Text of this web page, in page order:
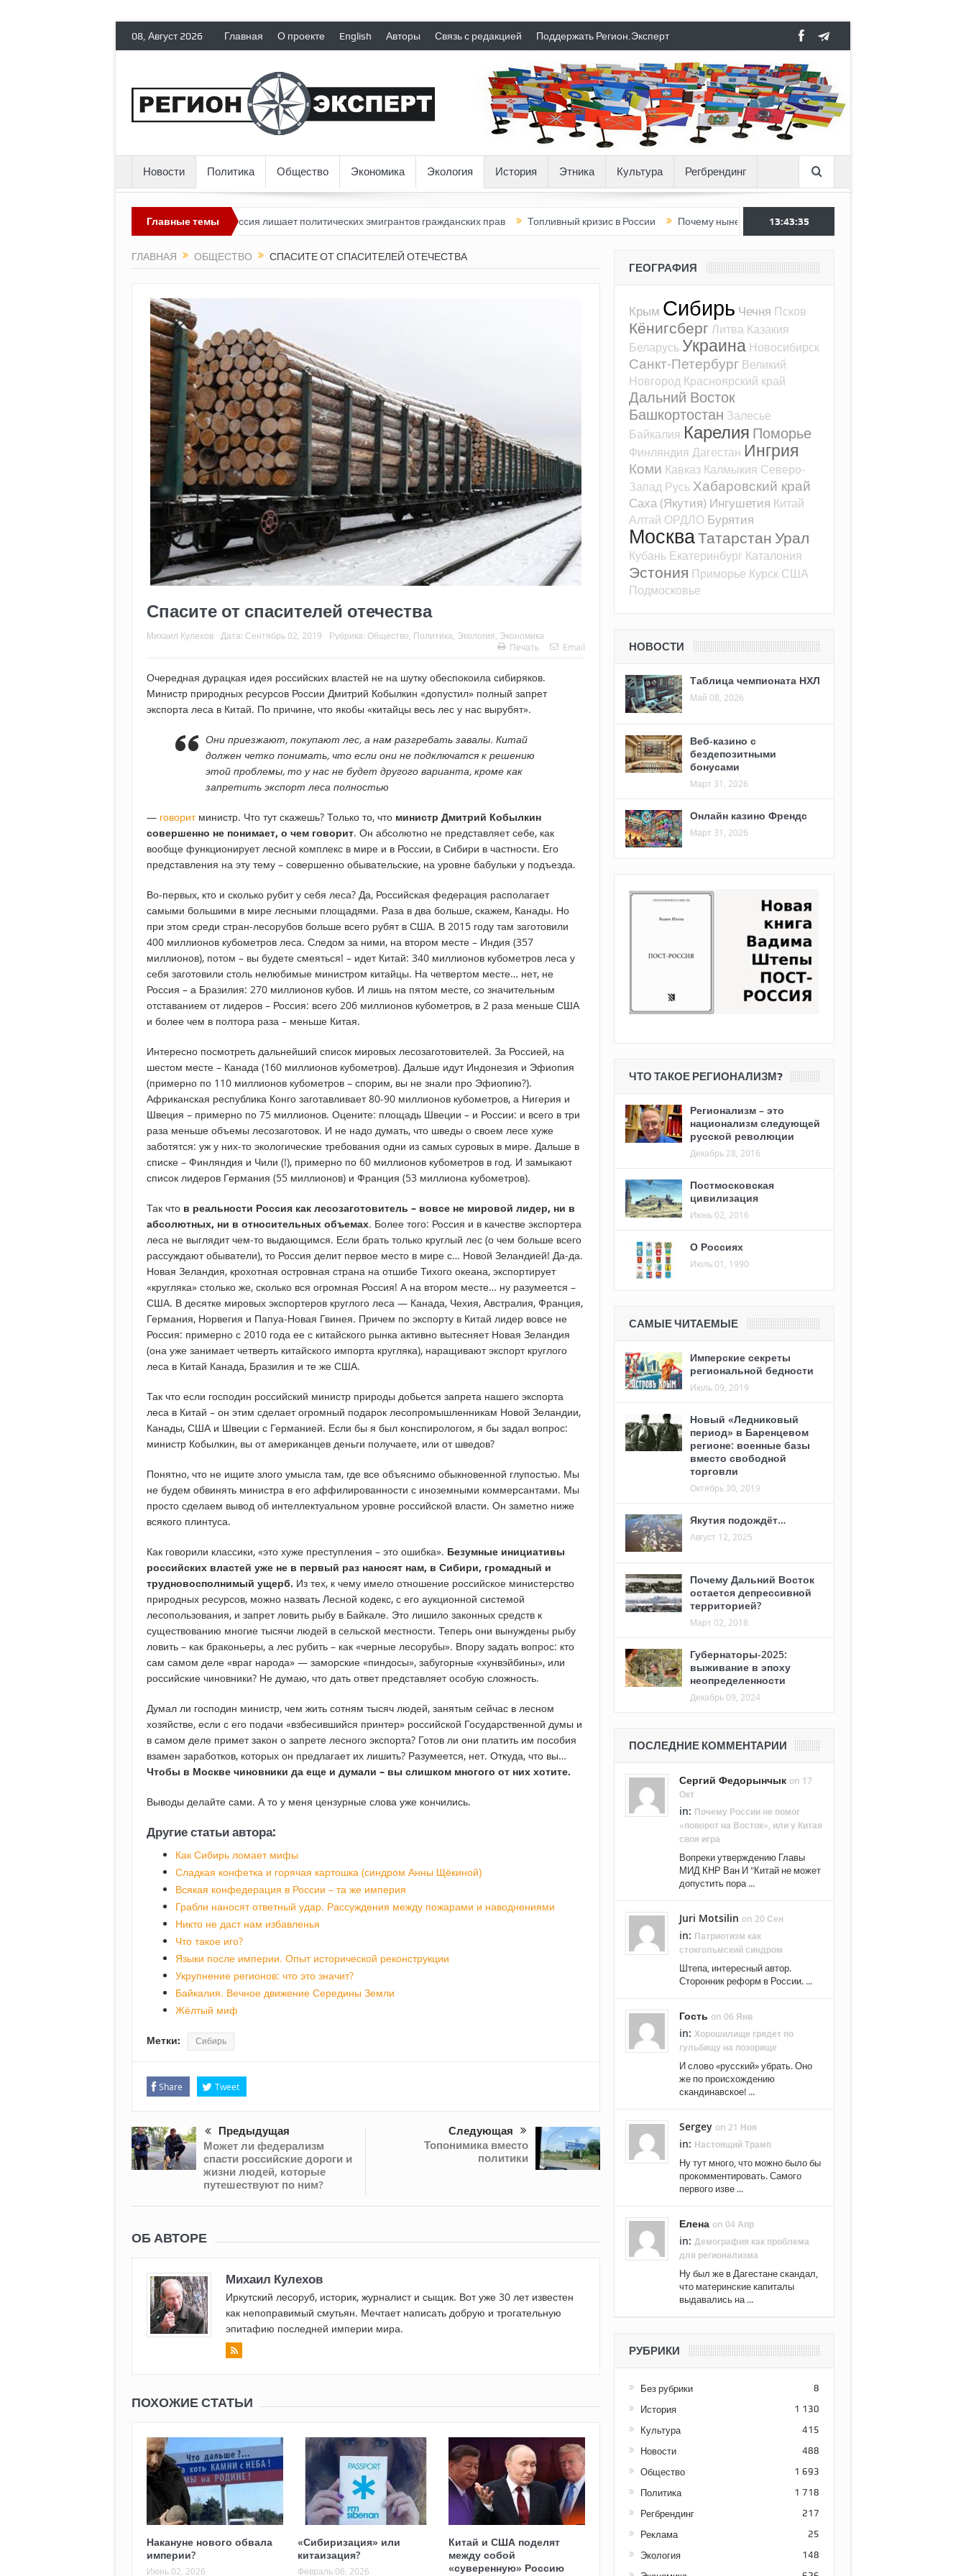
08, Август 2026 Главная О проекте English Авторы Связь с редакцией Поддержать Регион.Эксперт
Новости Политика Общество Экономика Экология История Этника Культура Регбрендинг
Главные темы
Россия лишает политических эмигрантов гражданских прав Топливный кризис в России Почему нынешняя Россия стала хуже, чем СССР?
13:43:37
ГЛАВНАЯ ОБЩЕСТВО СПАСИТЕ ОТ СПАСИТЕЛЕЙ ОТЕЧЕСТВА
Спасите от спасителей отечества
Михаил Кулехов Дата: Сентябрь 02, 2019 Рубрика: Общество Политика Экология Экономика
Печать
Email
Очередная дурацкая идея российских властей не на шутку обеспокоила сибиряков.
Министр природных ресурсов России Дмитрий Кобылкин «допустил» полный запрет
экспорта леса в Китай. По причине, что якобы «китайцы весь лес у нас вырубят».
Они приезжают, покупают лес, а нам разгребать завалы. Китай
должен четко понимать, что если они не подключатся к решению
этой проблемы, то у нас не будет другого варианта, кроме как
запретить экспорт леса полностью
— говоритминистр. Что тут скажешь? Только то, что министр Дмитрий Кобылкин
совершенно не понимает, о чем говорит. Он абсолютно не представляет себе, как
вообще функционирует лесной комплекс в мире и в России, в Сибири в частности. Его
представления на эту тему – совершенно обывательские, на уровне бабульки у подъезда.
Во-первых, кто и сколько рубит у себя леса? Да, Российская федерация располагает
самыми большими в мире лесными площадями. Раза в два больше, скажем, Канады. Но
при этом среди стран-лесорубов больше всего рубят в США. В 2015 году там заготовили
400 миллионов кубометров леса. Следом за ними, на втором месте – Индия (357
миллионов), потом – вы будете смеяться! – идет Китай: 340 миллионов кубометров леса у
себя заготовили столь нелюбимые министром китайцы. На четвертом месте… нет, не
Россия – а Бразилия: 270 миллионов кубов. И лишь на пятом месте, со значительным
отставанием от лидеров – Россия: всего 206 миллионов кубометров, в 2 раза меньше США
и более чем в полтора раза – меньше Китая.
Интересно посмотреть дальнейший список мировых лесозаготовителей. За Россией, на
шестом месте – Канада (160 миллионов кубометров). Дальше идут Индонезия и Эфиопия
(примерно по 110 миллионов кубометров – спорим, вы не знали про Эфиопию?).
Африканская республика Конго заготавливает 80-90 миллионов кубометров, а Нигерия и
Швеция – примерно по 75 миллионов. Оцените: площадь Швеции – и России: и всего в три
раза меньше объемы лесозаготовок. И не надо думать, что шведы о своем лесе хуже
заботятся: уж у них-то экологические требования одни из самых суровых в мире. Дальше в
списке – Финляндия и Чили (!), примерно по 60 миллионов кубометров в год. И замыкают
список лидеров Германия (55 миллионов) и Франция (53 миллиона кубометров).
Так что в реальности Россия как лесозаготовитель – вовсе не мировой лидер, ни в
абсолютных, ни в относительных объемах. Более того: Россия и в качестве экспортера
леса не выглядит чем-то выдающимся. Если брать только круглый лес (о чем больше всего
рассуждают обыватели), то Россия делит первое место в мире с… Новой Зеландией! Да-да.
Новая Зеландия, крохотная островная страна на отшибе Тихого океана, экспортирует
«кругляка» столько же, сколько вся огромная Россия! А на втором месте… ну разумеется –
США. В десятке мировых экспортеров круглого леса — Канада, Чехия, Австралия, Франция,
Германия, Норвегия и Папуа-Новая Гвинея. Причем по экспорту в Китай лидер вовсе не
Россия: примерно с 2010 года ее с китайского рынка активно вытесняет Новая Зеландия
(она уже занимает четверть китайского импорта кругляка), наращивают экспорт круглого
леса в Китай Канада, Бразилия и те же США.
Так что если господин российский министр природы добьется запрета нашего экспорта
леса в Китай – он этим сделает огромный подарок лесопромышленникам Новой Зеландии,
Канады, США и Швеции с Германией. Если бы я был конспирологом, я бы задал вопрос:
министр Кобылкин, вы от американцев деньги получаете, или от шведов?
Понятно, что не ищите злого умысла там, где все объяснимо обыкновенной глупостью. Мы
не будем обвинять министра в его аффилированности с иноземными коммерсантами. Мы
просто сделаем вывод об интеллектуальном уровне российской власти. Он заметно ниже
всякого плинтуса.
Как говорили классики, «это хуже преступления – это ошибка». Безумные инициативы
российских властей уже не в первый раз наносят нам, в Сибири, громадный и
трудновосполнимый ущерб. Из тех, к чему имело отношение российское министерство
природных ресурсов, можно назвать Лесной кодекс, с его аукционной системой
лесопользования, и запрет ловить рыбу в Байкале. Это лишило законных средств к
существованию многие тысячи людей в сельской местности. Теперь они вынуждены рыбу
ловить – как браконьеры, а лес рубить – как «черные лесорубы». Впору задать вопрос: кто
сам самом деле «враг народа» — заморские «пиндосы», забугорные «хунвэйбины», или
российские чиновники? Не думаю, что дать ответ представляет особую сложность.
Думал ли господин министр, чем жить сотням тысяч людей, занятым сейчас в лесном
хозяйстве, если с его подачи «взбесившийся принтер» российской Государственной думы и
в самом деле примет закон о запрете лесного экспорта? Готов ли они платить им пособия
взамен заработков, которых он предлагает их лишить? Разумеется, нет. Откуда, что вы…
Чтобы в Москве чиновники да еще и думали – вы слишком многого от них хотите.
Выводы делайте сами. А то у меня цензурные слова уже кончились.
Другие статьи автора:
Как Сибирь ломает мифы
Сладкая конфетка и горячая картошка (синдром Анны Щёкиной)
Всякая конфедерация в России – та же империя
Грабли наносят ответный удар. Рассуждения между пожарами и наводнениями
Никто не даст нам избавленья
Что такое иго?
Языки после империи. Опыт исторической реконструкции
Укрупнение регионов: что это значит?
Байкалия. Вечное движение Середины Земли
Жёлтый миф
Метки: Сибирь
Share Tweet
Предыдущая
Может ли федерализм
спасти российские дороги и
жизни людей, которые
путешествуют по ним?
Следующая
Топонимика вместо
политики
ОБ АВТОРЕ
Михаил Кулехов
Иркутский лесоруб, историк, журналист и сыщик. Вот уже 30 лет известен
как непоправимый смутьян. Мечтает написать добрую и трогательную
эпитафию последней империи мира.
ПОХОЖИЕ СТАТЬИ
Накануне нового обвала
империи?
Июнь 02, 2026
«Сибиризация» или
китаизация?
Февраль 06, 2026
Китай и США поделят
между собой
«суверенную» Россию
ГЕОГРАФИЯ
Крым Сибирь Чечня Псков
Кёнигсберг Литва Казакия
Беларусь Украина Новосибирск
Санкт-Петербург Великий
Новгород Красноярский край
Дальний Восток
Башкортостан Залесье
Байкалия Карелия Поморье
Финляндия Дагестан Ингрия
Коми Кавказ Калмыкия Северо-
Запад Русь Хабаровский край
Саха (Якутия) Ингушетия Китай
Алтай ОРДЛО Бурятия
МоскваТатарстан Урал
Кубань Екатеринбург Каталония
Эстония Приморье Курск США
Подмосковье
НОВОСТИ
Таблица чемпионата НХЛ
Май 08, 2026
Веб-казино с
бездепозитными
бонусами
Март 31, 2026
Онлайн казино Френдс
Март 31, 2026
ЧТО ТАКОЕ РЕГИОНАЛИЗМ?
Регионализм – это
национализм следующей
русской революции
Декабрь 28, 2016
Постмосковская
цивилизация
Июнь 02, 2016
О Россиях
Июль 01, 1990
САМЫЕ ЧИТАЕМЫЕ
Имперские секреты
региональной бедности
Июль 09, 2019
Новый «Ледниковый
период» в Баренцевом
регионе: военные базы
вместо свободной
торговли
Октябрь 30, 2019
Якутия подождёт…
Август 12, 2025
Почему Дальний Восток
остается депрессивной
территорией?
Март 02, 2018
Губернаторы-2025:
выживание в эпоху
неопределенности
Декабрь 09, 2024
ПОСЛЕДНИЕ КОММЕНТАРИИ
Сергий Федорынчык on 17
Окт
in: Почему России не помог
«поворот на Восток», или у Китая
своя игра
Вопреки утверждению Главы
МИД КНР Ван И "Китай не может
допустить пора ...
Juri Motsilin on 20 Сен
in: Патриотизм как
стокгольмский синдром
Штепа, интересный автор.
Сторонник реформ в России. ...
Гость on 06 Янв
in: Хорошилище грядет по
гульбищу на позорище
И слово «русский» убрать. Оно
же по происхождению
скандинавское! ...
Sergey on 21 Ноя
in: Настоящий Трамп
Ну тут много, что можно было бы
прокомментировать. Самого
первого изве ...
Елена on 04 Апр
in: Демография как проблема
для регионализма
Ну был же в Дагестане скандал,
что материнские капиталы
выдавались на ...
РУБРИКИ
Без рубрики 8
История 1 130
Культура 415
Новости 488
Общество 1 693
Политика 1 718
Регбрендинг 217
Реклама 25
Экология 148